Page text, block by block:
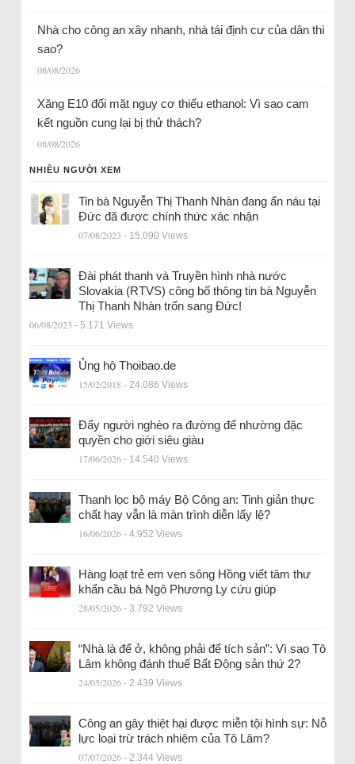
Nhà cho công an xây nhanh, nhà tái định cư của dân thì
sao?
08/08/2026
Xăng E10 đối mặt nguy cơ thiếu ethanol: Vì sao cam
kết nguồn cung lại bị thử thách?
08/08/2026
NHIỀU NGƯỜI XEM
Tin bà Nguyễn Thị Thanh Nhàn đang ẩn náu tại
Đức đã được chính thức xác nhận
07/08/2023 - 15.090 Views
Đài phát thanh và Truyền hình nhà nước
Slovakia (RTVS) công bố thông tin bà Nguyễn
Thị Thanh Nhàn trốn sang Đức!
06/08/2023 - 5.171 Views
Ủng hộ Thoibao.de
15/02/2018 - 24.086 Views
Đẩy người nghèo ra đường để nhường đặc
quyền cho giới siêu giàu
17/06/2026 - 14.540 Views
Thanh lọc bộ máy Bộ Công an: Tinh giản thực
chất hay vẫn là màn trình diễn lấy lệ?
16/06/2026 - 4.952 Views
Hàng loạt trẻ em ven sông Hồng viết tâm thư
khẩn cầu bà Ngô Phương Ly cứu giúp
28/05/2026 - 3.792 Views
“Nhà là để ở, không phải để tích sản”: Vì sao Tô
Lâm không đánh thuế Bất Động sản thứ 2?
24/05/2026 - 2.439 Views
Công an gây thiệt hại được miễn tội hình sự: Nỗ
lực loại trừ trách nhiệm của Tô Lâm?
07/07/2026 - 2.344 Views